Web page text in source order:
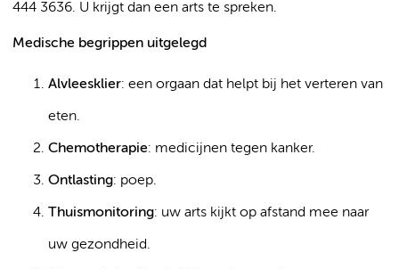
444 3636. U krijgt dan een arts te spreken.
Medische begrippen uitgelegd
Alvleesklier: een orgaan dat helpt bij het verteren van
eten.
Chemotherapie: medicijnen tegen kanker.
Ontlasting: poep.
Thuismonitoring: uw arts kijkt op afstand mee naar
uw gezondheid.